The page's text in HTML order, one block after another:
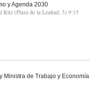
y Agenda 2030
(Plaza de la Lealtad, 5) 9:15
Ministra de Trabajo y Economía